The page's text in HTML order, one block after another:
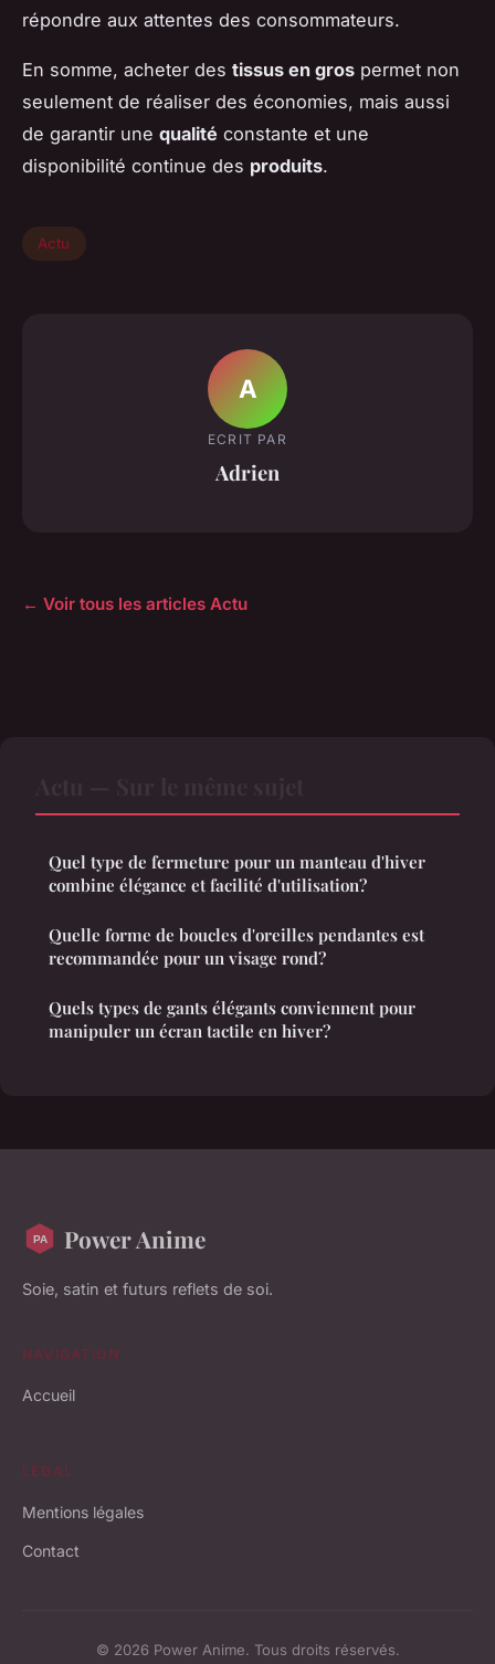
répondre aux attentes des consommateurs.
En somme, acheter des tissus en gros permet non
seulement de réaliser des économies, mais aussi
de garantir une qualité constante et une
disponibilité continue des produits.
Actu
A
ECRIT PAR
Adrien
← Voir tous les articles Actu
Quel type de fermeture pour un manteau d'hiver
combine élégance et facilité d'utilisation?
Quelle forme de boucles d'oreilles pendantes est
recommandée pour un visage rond?
Quels types de gants élégants conviennent pour
manipuler un écran tactile en hiver?
Power Anime
Soie, satin et futurs reflets de soi.
NAVIGATION
Accueil
LÉGAL
Mentions légales
Contact
© 2026 Power Anime. Tous droits réservés.